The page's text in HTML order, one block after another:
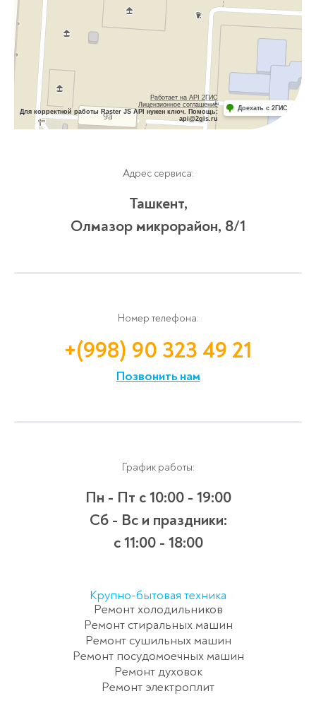
Работает на API 2ГИС
Лицензионное соглашение
Для корректной работы Raster JS API нужен ключ. Помощь:
api@2gis.ru
Доехать с 2ГИС
Адрес сервиса:
Ташкент,
Олмазор микрорайон, 8/1
Номер телефона:
+(998) 90 323 49 21
Позвонить нам
График работы:
Пн - Пт с 10:00 - 19:00
Сб - Вс и праздники:
c 11:00 - 18:00
Крупно-бытовая техника
Ремонт холодильников
Ремонт стиральных машин
Ремонт сушильных машин
Ремонт посудомоечных машин
Ремонт духовок
Ремонт электроплит